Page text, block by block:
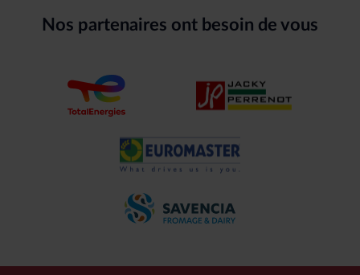
Nos partenaires ont besoin de vous